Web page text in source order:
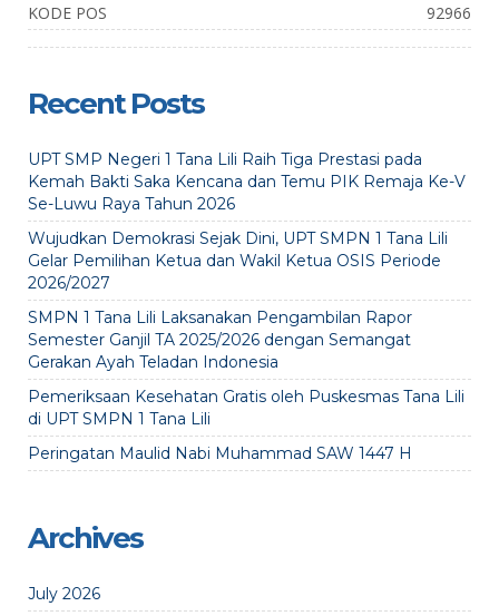
KODE POS
92966
Recent Posts
UPT SMP Negeri 1 Tana Lili Raih Tiga Prestasi pada
Kemah Bakti Saka Kencana dan Temu PIK Remaja Ke-V
Se-Luwu Raya Tahun 2026
Wujudkan Demokrasi Sejak Dini, UPT SMPN 1 Tana Lili
Gelar Pemilihan Ketua dan Wakil Ketua OSIS Periode
2026/2027
SMPN 1 Tana Lili Laksanakan Pengambilan Rapor
Semester Ganjil TA 2025/2026 dengan Semangat
Gerakan Ayah Teladan Indonesia
Pemeriksaan Kesehatan Gratis oleh Puskesmas Tana Lili
di UPT SMPN 1 Tana Lili
Peringatan Maulid Nabi Muhammad SAW 1447 H
Archives
July 2026